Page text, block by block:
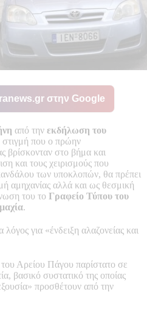
στην Google
από την εκδήλωση του
στιγμή που ο πρώην
βρίσκονταν στο βήμα και
και τους χειρισμούς που
των υποκλοπών, θα πρέπει
αμηχανίας αλλά και ως θεσμική
του το Γραφείο Τύπου του
.
για «ένδειξη αλαζονείας και
του Αρείου Πάγου παρίστατο σε
βασικό συστατικό της οποίας
προσθέτουν από την